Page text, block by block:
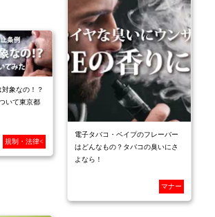
対象なの！？
いて東京都
規制・法律<
電子タバコ・ベイプのフレーバー
はどんなもの？タバコの臭いにさ
よなら！
マナー